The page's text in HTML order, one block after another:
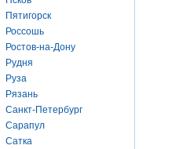
Пятигорск
Россошь
Ростов-на-Дону
Рудня
Руза
Рязань
Санкт-Петербург
Сарапул
Сатка